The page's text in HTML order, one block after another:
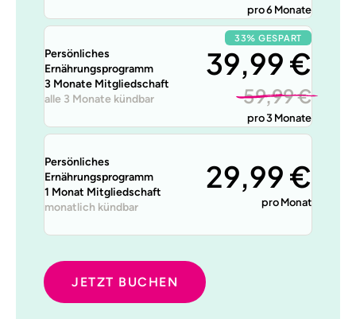
pro 6 Monate
Persönliches
Ernährungsprogramm
3 Monate Mitgliedschaft
alle 3 Monate kündbar
33% GESPART
39,99 €
59,99 €
pro 3 Monate
Persönliches
Ernährungsprogramm
1 Monat Mitgliedschaft
monatlich kündbar
29,99 €
pro Monat
JETZT BUCHEN